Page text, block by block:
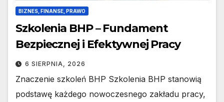
BIZNES, FINANSE, PRAWO
Szkolenia BHP – Fundament
Bezpiecznej i Efektywnej Pracy
6 SIERPNIA, 2026
Znaczenie szkoleń BHP Szkolenia BHP stanowią
podstawę każdego nowoczesnego zakładu pracy,